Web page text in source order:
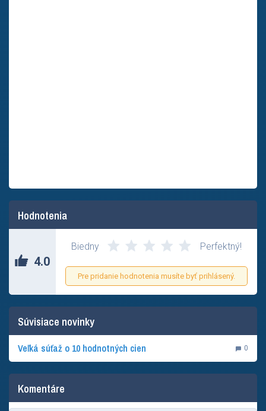
Hodnotenia
4.0
Biedny Perfektný!
Pre pridanie hodnotenia musíte byť prihlásený.
Súvisiace novinky
Veľká súťaž o 10 hodnotných cien 0
Komentáre